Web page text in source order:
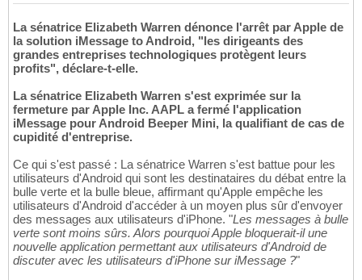
La sénatrice Elizabeth Warren dénonce l'arrêt par Apple de
la solution iMessage to Android, "les dirigeants des
grandes entreprises technologiques protègent leurs
profits", déclare-t-elle.
La sénatrice Elizabeth Warren s'est exprimée sur la
fermeture par Apple Inc. AAPL a fermé l'application
iMessage pour Android Beeper Mini, la qualifiant de cas de
cupidité d'entreprise.
Ce qui s'est passé : La sénatrice Warren s'est battue pour les
utilisateurs d'Android qui sont les destinataires du débat entre la
bulle verte et la bulle bleue, affirmant qu'Apple empêche les
utilisateurs d'Android d'accéder à un moyen plus sûr d'envoyer
des messages aux utilisateurs d'iPhone. "Les messages à bulle
verte sont moins sûrs. Alors pourquoi Apple bloquerait-il une
nouvelle application permettant aux utilisateurs d'Android de
discuter avec les utilisateurs d'iPhone sur iMessage ?"